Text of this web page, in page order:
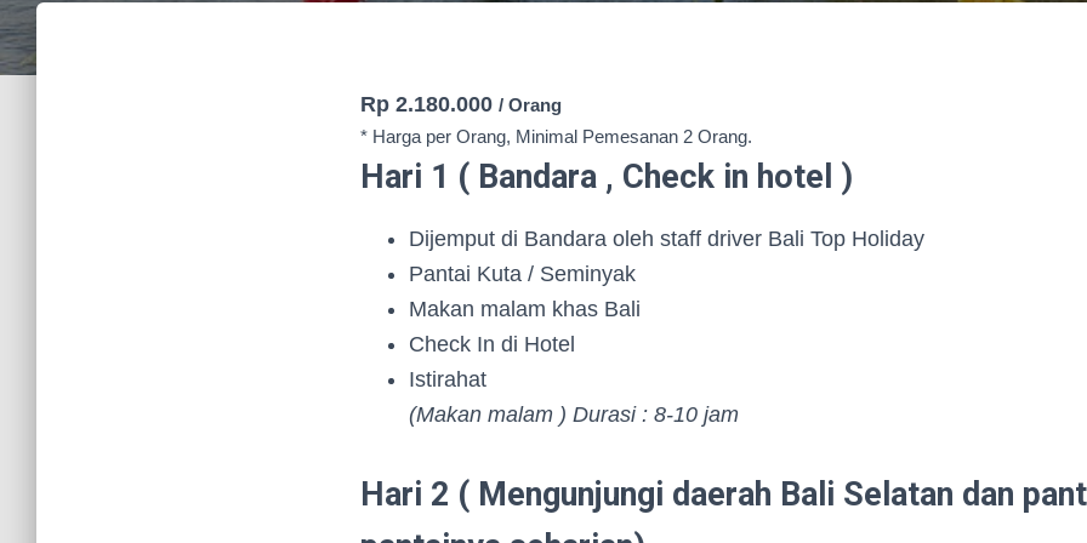
Rp 2.180.000 / Orang
* Harga per Orang, Minimal Pemesanan 2 Orang.
Hari 1 ( Bandara , Check in hotel )
Dijemput di Bandara oleh staff driver Bali Top Holiday
Pantai Kuta / Seminyak
Makan malam khas Bali
Check In di Hotel
Istirahat
(Makan malam ) Durasi : 8-10 jam
Hari 2 ( Mengunjungi daerah Bali Selatan dan